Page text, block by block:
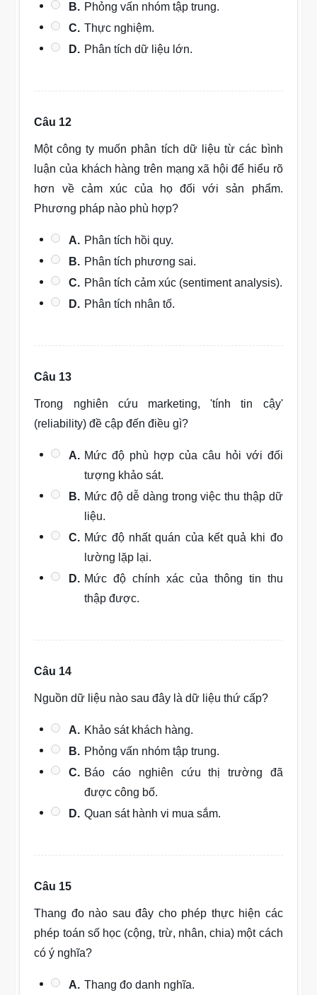
B. Phỏng vấn nhóm tập trung.
C. Thực nghiệm.
D. Phân tích dữ liệu lớn.
Câu 12
Một công ty muốn phân tích dữ liệu từ các bình
luận của khách hàng trên mạng xã hội để hiểu rõ
hơn về cảm xúc của họ đối với sản phẩm.
Phương pháp nào phù hợp?
A. Phân tích hồi quy.
B. Phân tích phương sai.
C. Phân tích cảm xúc (sentiment analysis).
D. Phân tích nhân tố.
Câu 13
Trong nghiên cứu marketing, 'tính tin cậy'
(reliability) đề cập đến điều gì?
A. Mức độ phù hợp của câu hỏi với đối
tượng khảo sát.
B. Mức độ dễ dàng trong việc thu thập dữ
liệu.
C. Mức độ nhất quán của kết quả khi đo
lường lặp lại.
D. Mức độ chính xác của thông tin thu
thập được.
Câu 14
Nguồn dữ liệu nào sau đây là dữ liệu thứ cấp?
A. Khảo sát khách hàng.
B. Phỏng vấn nhóm tập trung.
C. Báo cáo nghiên cứu thị trường đã
được công bố.
D. Quan sát hành vi mua sắm.
Câu 15
Thang đo nào sau đây cho phép thực hiện các
phép toán số học (cộng, trừ, nhân, chia) một cách
có ý nghĩa?
A. Thang đo danh nghĩa.